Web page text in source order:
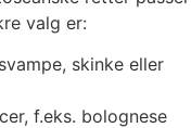
valg er:
skinke eller
f.eks. bolognese